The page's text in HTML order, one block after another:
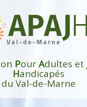
PourAdultes et
Handicapés
du Val-de-Marne